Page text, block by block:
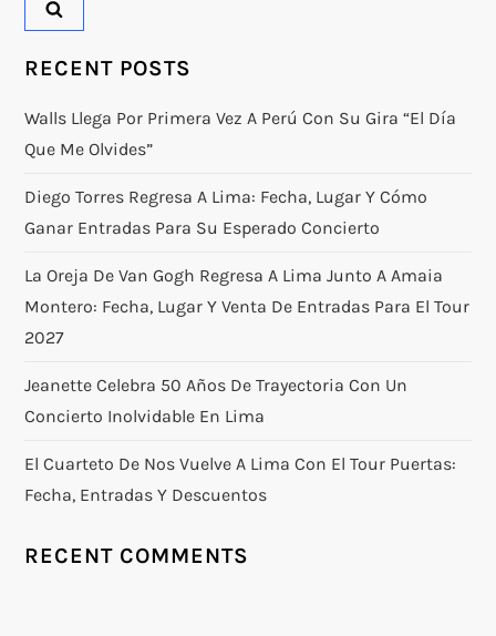
RECENT POSTS
Walls Llega Por Primera Vez A Perú Con Su Gira “El Día
Que Me Olvides”
Diego Torres Regresa A Lima: Fecha, Lugar Y Cómo
Ganar Entradas Para Su Esperado Concierto
La Oreja De Van Gogh Regresa A Lima Junto A Amaia
Montero: Fecha, Lugar Y Venta De Entradas Para El Tour
2027
Jeanette Celebra 50 Años De Trayectoria Con Un
Concierto Inolvidable En Lima
El Cuarteto De Nos Vuelve A Lima Con El Tour Puertas:
Fecha, Entradas Y Descuentos
RECENT COMMENTS